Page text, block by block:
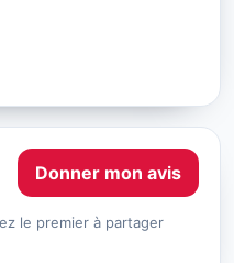
Donner mon avis
le premier à partager